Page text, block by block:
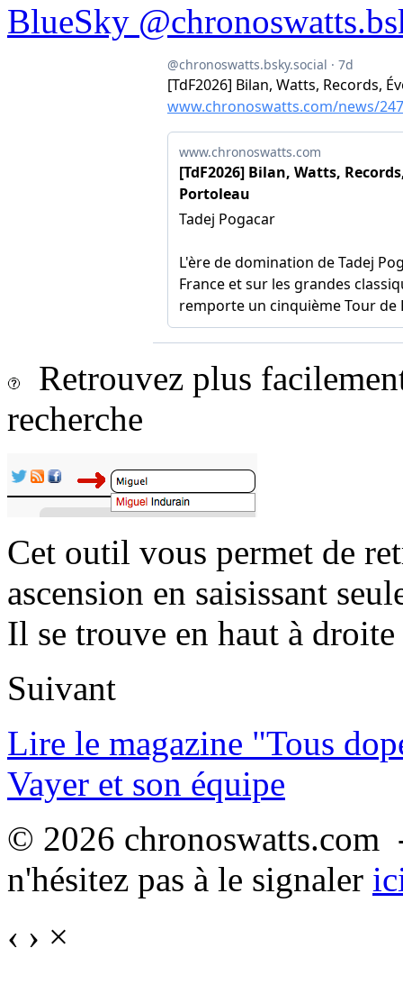
BlueSky
Retrouvez plus
recherche
Cet outil vous permet de
ascension en saisissant
Il se trouve en haut à
Suivant
Lire le magazine "Tous
Vayer et son équipe
© 2026
n'hésitez pas à le signaler
‹ › ×